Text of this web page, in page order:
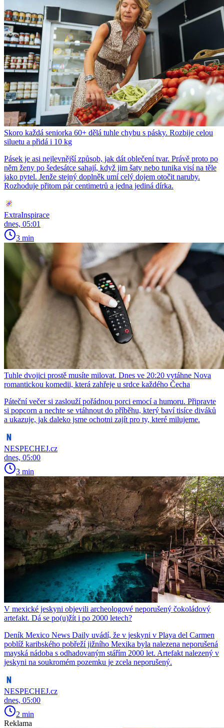
Skoro každá seniorka 60+ dělá tuhle chybu s pásky. Rozbije celou
siluetu a přidá i 10 kg
Pásek je asi nejlevnější způsob, jak dát oblečení tvar. Právě proto po
něm ženy po šedesátce sahají, když jim šaty nebo tunika visí na těle
jako pytel. Jenže stejný doplněk umí celý dojem otočit naruby.
Rozhoduje přitom pár centimetrů a jedna jediná dírka.
ExtraInspirace
dnes, 05:01
3 min
Tuhle dvojici prostě musíte milovat. Dnes ve 20:20 vytáhne Nova
romantickou komedii, která zahřeje u srdce každého Čecha
Páteční večer si zaslouží pořádnou porci emocí a humoru. Připravte
si popcorn a nechte se vtáhnout do příběhu, který baví tisíce diváků
a ukazuje, jak daleko jsme ochotni zajít pro ty, které milujeme.
NESPECHEJ.cz
dnes, 05:00
3 min
V mexické jeskyni objevili archeologové neporušený čokoládový
artefakt. Dá se po(u)žít i po 2000 letech?
Deník Mexico News Daily uvádí, že v jeskyni v Playa del Carmen
poblíž karibského pobřeží jižního Mexika byla nalezena neporušená
mayská nádoba s odhadovaným stářím 2000 let. Artefakt nalezený v
jeskyni na soukromém pozemku je zcela neporušený.
NESPECHEJ.cz
dnes, 05:00
2 min
Reklama